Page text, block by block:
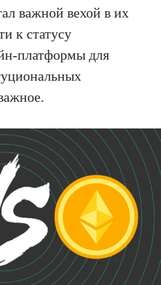
важной вехой в их
к статусу
платформы для